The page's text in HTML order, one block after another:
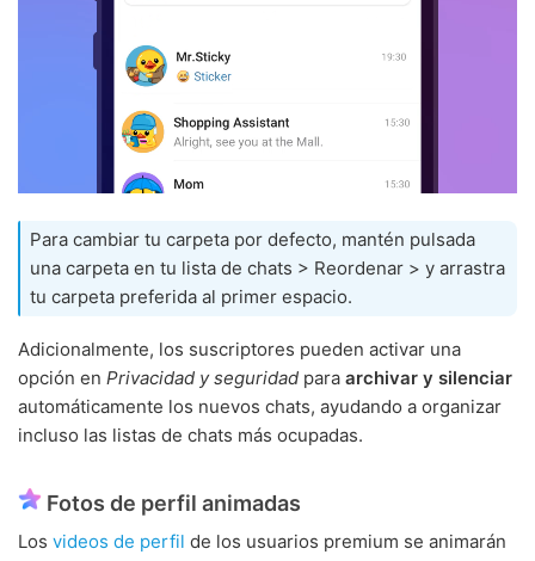
Para cambiar tu carpeta por defecto, mantén pulsada
una carpeta en tu lista de chats > Reordenar > y arrastra
tu carpeta preferida al primer espacio.
Adicionalmente, los suscriptores pueden activar una
opción en Privacidad y seguridad para archivar y silenciar
automáticamente los nuevos chats, ayudando a organizar
incluso las listas de chats más ocupadas.
Fotos de perfil animadas
Los videos de perfil de los usuarios premium se animarán